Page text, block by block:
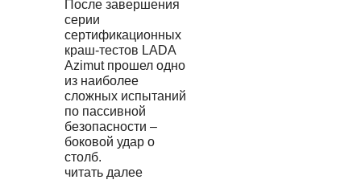
После завершения
серии
сертификационных
краш-тестов LADA
Azimut прошел одно
из наиболее
сложных испытаний
по пассивной
безопасности –
боковой удар о
столб.
читать далее